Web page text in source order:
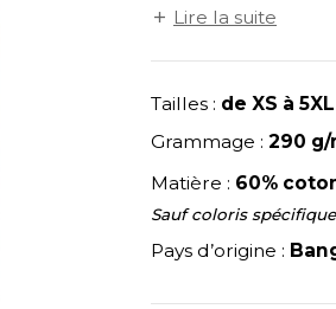
SAC
NEW
P
PEN
recyclé.
Lire la suite
Tailles : de XS à 5XL
Grammage : 290 g/
Matière : 60%
Sauf coloris
Pays d’origine :